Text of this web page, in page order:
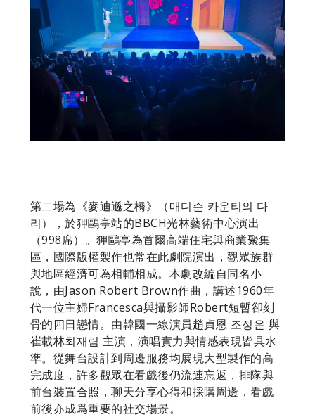
第二場為《麥迪遜之橋》（매디슨 카운티의 다
리），於狎鷗亭站的BBCH光林藝術中心演出
（998席）。狎鷗亭為首爾高端住宅與商業聚集
區，國際版權製作也常在此劇院演出，觀眾族群
與地區經濟可為相輔相成。本劇改編自同名小
說，由Jason Robert Brown作曲，講述1960年
代一位主婦Francesca與攝影師Robert短暫卻刻
骨的四日戀情。由韓國一線演員趙貞恩 조정은 與
崔載林최재림 主演，演唱實力與情感表現皆具水
準。從舞台設計到周邊服務均展現大型製作的高
完成度，許多觀眾在看戲後仍流連忘返，排隊與
前台裝置合照，聊天分享心得和採購周邊，看戲
前後亦成爲重要的社交場景。